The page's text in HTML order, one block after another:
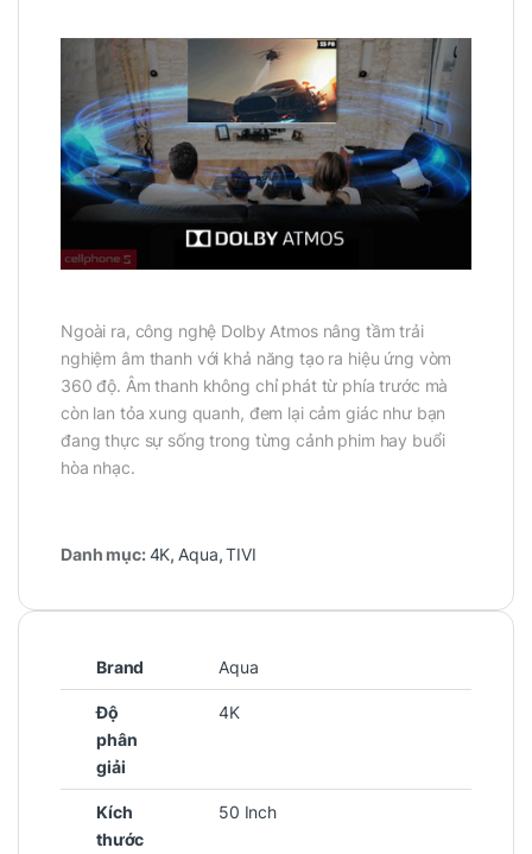
Ngoài ra, công nghệ Dolby Atmos nâng tầm trải
nghiệm âm thanh với khả năng tạo ra hiệu ứng vòm
360 độ. Âm thanh không chỉ phát từ phía trước mà
còn lan tỏa xung quanh, đem lại cảm giác như bạn
đang thực sự sống trong từng cảnh phim hay buổi
hòa nhạc.
Danh mục:4K, Aqua,TIVI
Brand Aqua
Độ
phân
giải
4K
Kích
thước
50 Inch